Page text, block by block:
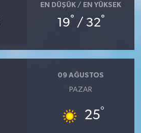
EN DÜŞÜK / EN YÜKSEK
19° / 32°
09 AĞUSTOS
PAZAR
25°